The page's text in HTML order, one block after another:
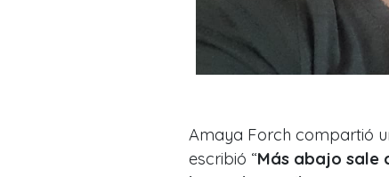
Amaya Forch compartió
escribió “Más abajo sale